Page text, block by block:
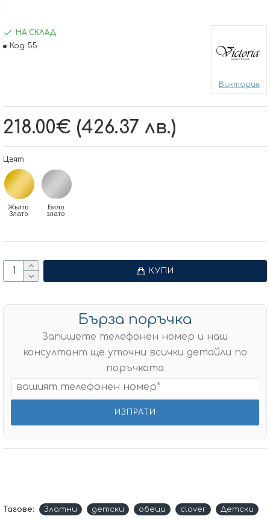
218.00€ (426.37 лв.)
НА СКЛАД
Код: 55
Виктория
Цвят
Жълто
Злато
Бяло
злато
КУПИ
Бърза поръчка
Запишете телефонен номер и наш
консултант ще уточни всички детайли по
поръчката
Тагове: Златни детски обеци clover Детски